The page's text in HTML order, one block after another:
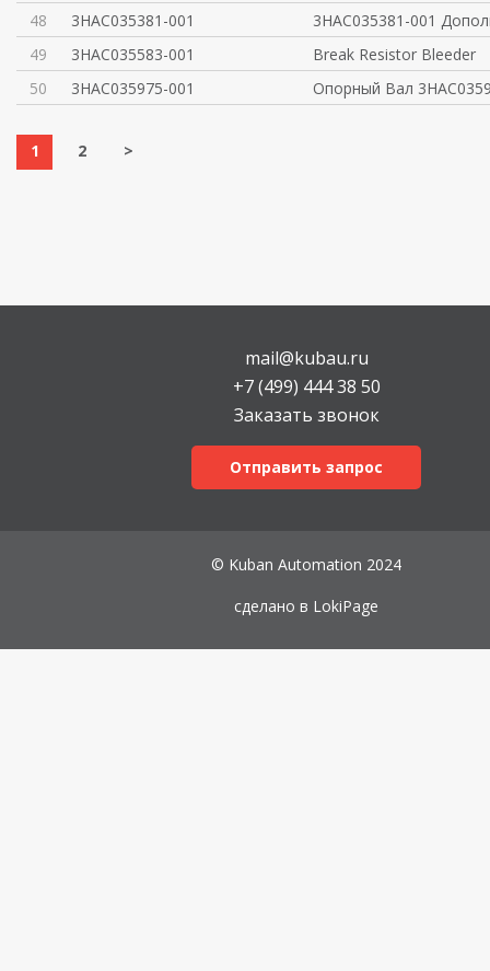
48
3HAC035381-001
3HAC035381-001
49
3HAC035583-001
Break Resistor Bleeder
50
3HAC035975-001 Опорный Вал
1 2 >
mail@kubau.ru
+7 (499) 444 38 50
Заказать звонок
Отправить запрос
© Kuban Automation 2024
сделано в LokiPage